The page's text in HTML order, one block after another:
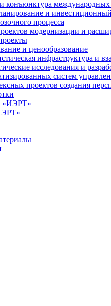
конъюнктура
и
процесса
модернизации и
и ценообразование
инфраструктура и
исследования и
систем
проектов создания
«ИЭРТ»